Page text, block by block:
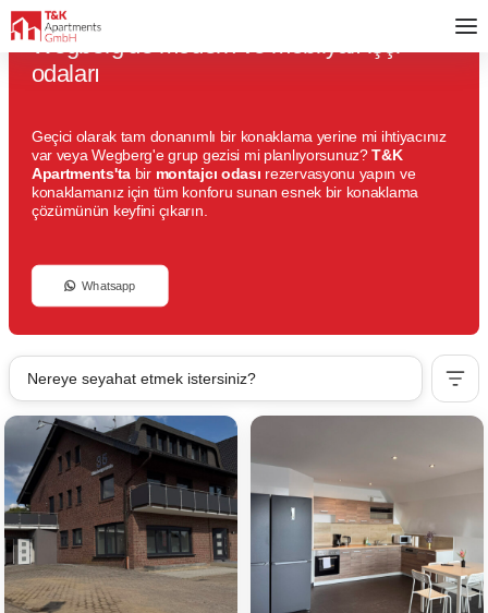
Wegberg'de modern ve mobilyalı işçi
odaları
Geçici olarak tam donanımlı bir konaklama yerine mi ihtiyacınız
var veya Wegberg'e grup gezisi mi planlıyorsunuz?T&K
Apartments'ta bir montajcı odası rezervasyonu yapın ve
konaklamanız için tüm konforu sunan esnek bir konaklama
çözümünün keyfini çıkarın.
Whatsapp
Nereye seyahat etmek istersiniz?